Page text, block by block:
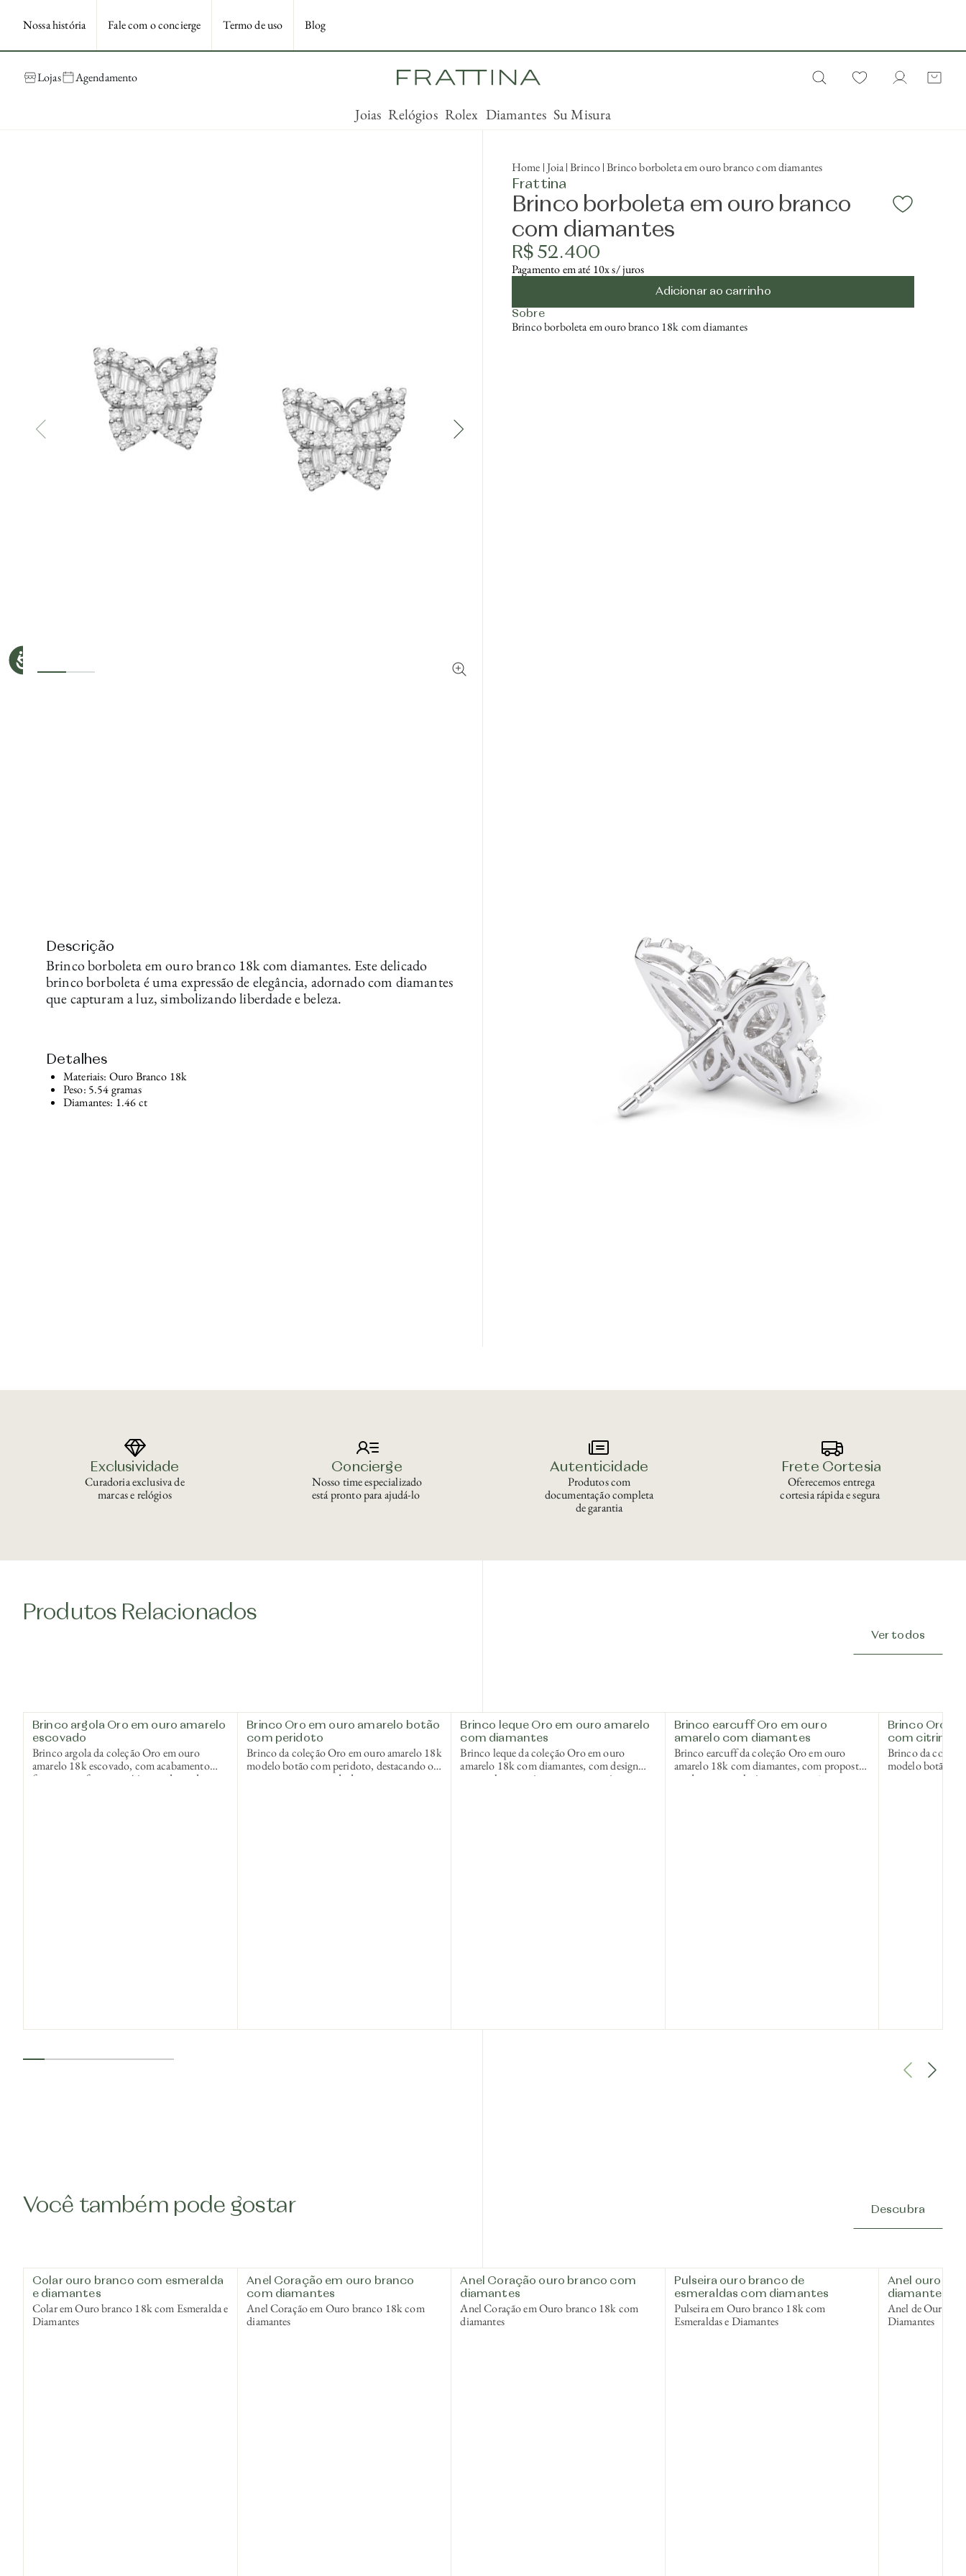
Nossa história Fale com o concierge Termo de uso Blog
Lojas Agendamento
Joias Relógios Rolex Diamantes Su Misura
Home Joia Brinco Brinco borboleta em ouro branco com diamantes
Frattina
Brinco borboleta em ouro branco
com diamantes
R$ 52.400
Pagamento em até 10x s/ juros
Adicionar ao carrinho
Sobre
Brinco borboleta em ouro branco 18k com diamantes
Descrição
Brinco borboleta em ouro branco 18k com diamantes. Este delicado
brinco borboleta é uma expressão de elegância, adornado com diamantes
que capturam a luz, simbolizando liberdade e beleza.
Detalhes
Materiais: Ouro Branco 18k
Peso: 5.54 gramas
Diamantes: 1.46 ct
Exclusividade
Curadoria exclusiva de
marcas e relógios
Concierge
Nosso time especializado
está pronto para ajudá-lo
Autenticidade
Produtos com
documentação completa
de garantia
Frete Cortesia
Oferecemos entrega
cortesia rápida e segura
Produtos Relacionados
Ver todos
Brinco argola Oro em ouro amarelo
escovado
Brinco argola da coleção Oro em ouro
amarelo 18k escovado, com acabamento
fosco que reforça a estética moderna da
Brinco Oro em ouro amarelo botão
com peridoto
Brinco da coleção Oro em ouro amarelo 18k
modelo botão com peridoto, destacando o
contraste entre o verde da gema e a
Brinco leque Oro em ouro amarelo
com diamantes
Brinco leque da coleção Oro em ouro
amarelo 18k com diamantes, com design
que explora movimento e geometria em uma
Brinco earcuff Oro em ouro
amarelo com diamantes
Brinco earcuff da coleção Oro em ouro
amarelo 18k com diamantes, com proposta
moderna que valoriza a construção e o
Brinco Oro
com citrino
Brinco da
modelo botão
Você também pode gostar Descubra
Colar ouro branco com esmeralda
e diamantes
Colar em Ouro branco 18k com Esmeralda e
Diamantes
Anel Coração em ouro branco
com diamantes
Anel Coração em Ouro branco 18k com
diamantes
Anel Coração ouro branco com
diamantes
Anel Coração em Ouro branco 18k com
diamantes
Pulseira ouro branco de
esmeraldas com diamantes
Pulseira em Ouro branco 18k com
Esmeraldas e Diamantes
Anel ouro
diamantes
Anel de Ouro
Diamantes